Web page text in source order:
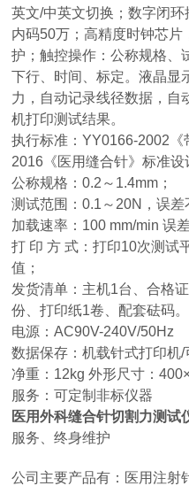
英文/中英文切换；数字闭
内码50万；高精度时钟芯
护；触控操作：公称规格、
下行、时间、标定。液晶显
力，自动记录线径数据，自
机打印测试结果。
执行标准：YY0166-2002
2016《医用缝合针》标准设
公称规格：0.2～1.4mm；
测试范围：0.1～20N，误差
加载速率：100 mm/min 误
打 印 方 式：打印10次测试
值；
发货清单：主机1台、合格
份、打印纸1卷、配套砝码。
电源：AC90V-240V/50Hz
数据保存：机载针式打印机
净重：12kg 外形尺寸：
服务：可定制非标仪器
医用外科缝合针切割力测试
服务、终身维护
公司主要产品有：医用注射